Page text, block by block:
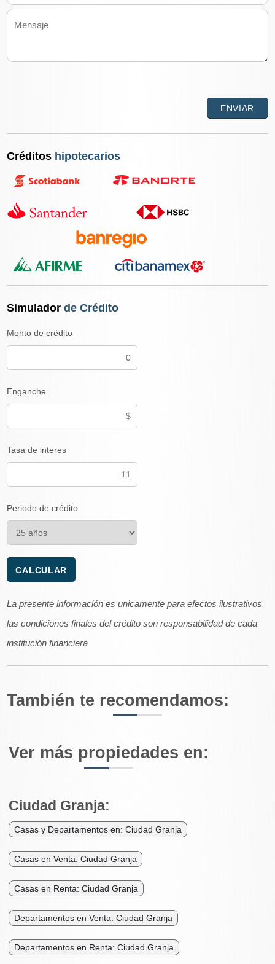
Créditos hipotecarios
Simulador de Crédito
Monto de crédito
Enganche
Tasa de interes
Periodo de crédito
La presente información es unicamente para efectos ilustrativos,
las condiciones finales del crédito son responsabilidad de cada
institución financiera
También te recomendamos:
Ver más propiedades en:
Ciudad Granja:
Casas y Departamentos en: Ciudad Granja
Casas en Venta: Ciudad Granja
Casas en Renta: Ciudad Granja
Departamentos en Venta: Ciudad Granja
Departamentos en Renta: Ciudad Granja